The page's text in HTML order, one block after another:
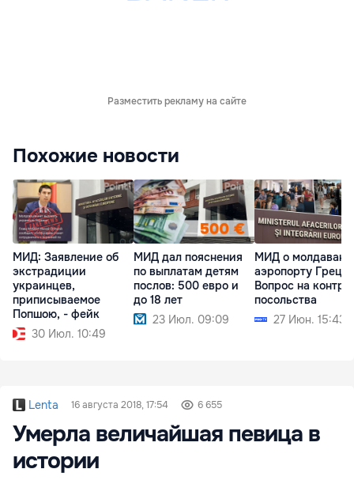
Разместить рекламу на сайте
Похожие новости
МИД: Заявление об
экстрадиции
украинцев,
приписываемое
Попшою, - фейк
30 Июл. 10:49
МИД дал пояснения
по выплатам детям
послов: 500 евро и
до 18 лет
23 Июл. 09:09
МИД о
аэропорту
Вопрос на
посольства
27 Июн. 15:43
Lenta 16 августа 2018, 17:54 6 655
Умерла величайшая певица в
истории